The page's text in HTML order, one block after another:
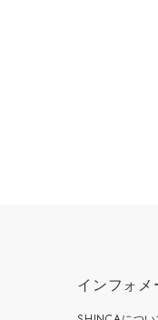
インフォメ